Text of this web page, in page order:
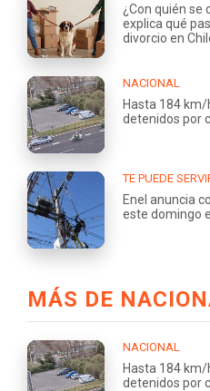
¿Con quién se
explica qué
divorcio en
NACIONAL
Hasta 184
detenidos por
TE PUEDE
Enel anuncia
este domingo
MÁS DE
NACIONAL
Hasta 184
detenidos por